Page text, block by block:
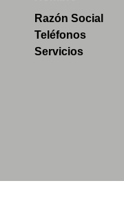
Razón Social
Teléfonos
Servicios